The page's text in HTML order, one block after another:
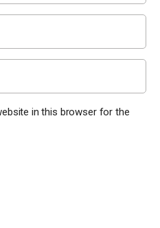
in this browser for the